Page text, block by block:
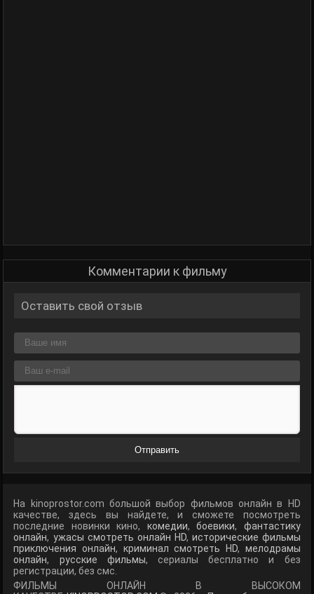
Комментарии к фильму
Оставить свой отзыв
Отправить
На kinoprostor.com большой выбор фильмов онлайн в HD
качестве, здесь вы найдете, и сможете посмотреть
последние новинки кино, комедии,боевики, фантастику
онлайн, ужасы смотреть онлайн HD, исторические фильмы
приключения онлайн, криминал смотреть HD, мелодрамы
онлайн, русские фильмы, сериалы бесплатно и без
регистрации, без смс.
ФИЛЬМЫ ОНЛАЙН В ВЫСОКОМ